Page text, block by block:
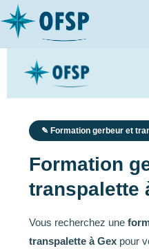
✎ Formation gerbeur et
Formation
transpalette
Vous recherchez une
transpalette à Gex pour